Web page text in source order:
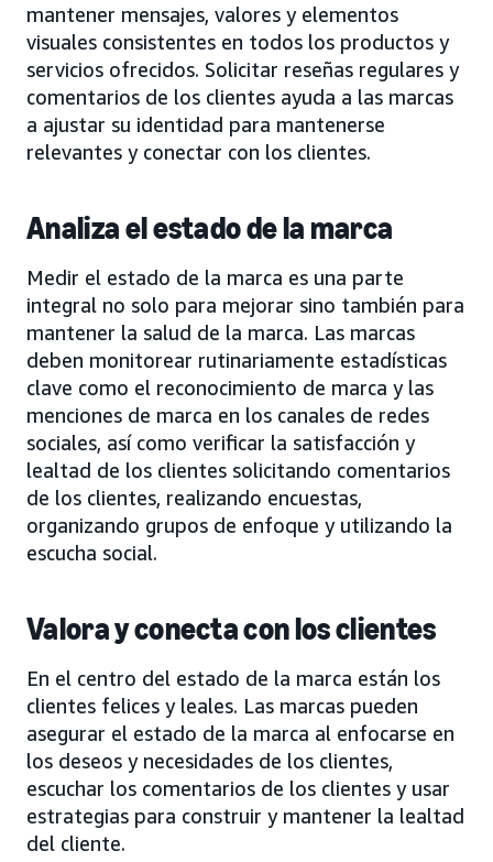
mantener mensajes, valores y elementos
visuales consistentes en todos los productos y
servicios ofrecidos. Solicitar reseñas regulares y
comentarios de los clientes ayuda a las marcas
a ajustar su identidad para mantenerse
relevantes y conectar con los clientes.
Analiza el estado de la marca
Medir el estado de la marca es una parte
integral no solo para mejorar sino también para
mantener la salud de la marca. Las marcas
deben monitorear rutinariamente estadísticas
clave como el reconocimiento de marca y las
menciones de marca en los canales de redes
sociales, así como verificar la satisfacción y
lealtad de los clientes solicitando comentarios
de los clientes, realizando encuestas,
organizando grupos de enfoque y utilizando la
escucha social.
Valora y conecta con los clientes
En el centro del estado de la marca están los
clientes felices y leales. Las marcas pueden
asegurar el estado de la marca al enfocarse en
los deseos y necesidades de los clientes,
escuchar los comentarios de los clientes y usar
estrategias para construir y mantener la lealtad
del cliente.